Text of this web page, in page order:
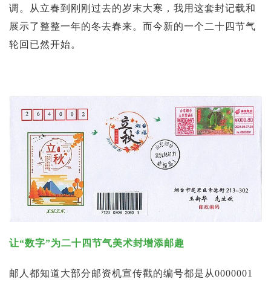
调。从立春到刚刚过去的岁末大寒，我用这套封记载和
展示了整整一年的冬去春来。而今新的一个二十四节气
轮回已然开始。
让“数字”为二十四节气美术封增添邮趣
邮人都知道大部分邮资机宣传戳的编号都是从0000001